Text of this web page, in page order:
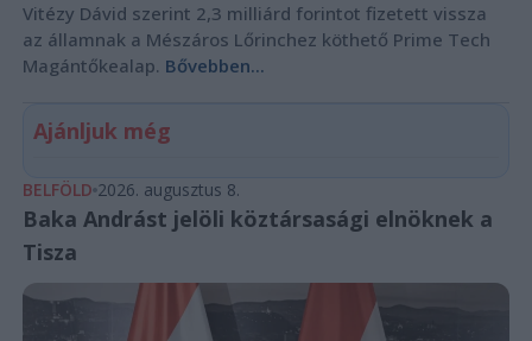
Vitézy Dávid szerint 2,3 milliárd forintot fizetett vissza
az államnak a Mészáros Lőrinchez köthető Prime Tech
Magántőkealap. Bővebben...
Ajánljuk még
BELFÖLD 2026. augusztus 8.
Baka Andrást jelöli köztársasági elnöknek a
Tisza